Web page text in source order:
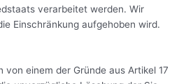
verarbeitet werden. Wir
Einschränkung aufgehoben wird.
von einem der Gründe aus Artikel 17